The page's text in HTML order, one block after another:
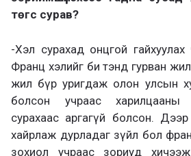
төгс сурав?
-Хэл сурахад онцгой гайхуулах
Франц хэлийг би тэнд гурван
жил бүр уригдаж олон улсын
болсон учраас харилцааны
сурахаас аргагүй болсон.
хайрлаж дурладаг зүйл бол
зохиол учраас зориуд